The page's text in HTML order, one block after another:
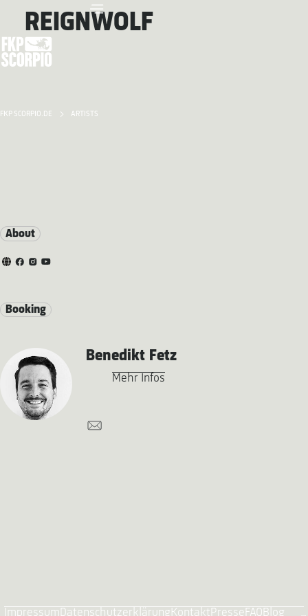
FKP SCORPIO.DE ARTISTS
REIGNWOLF
About
Booking
Benedikt Fetz
Mehr Infos
Impressum Datenschutzerklärung Kontakt Presse FAQ Blog